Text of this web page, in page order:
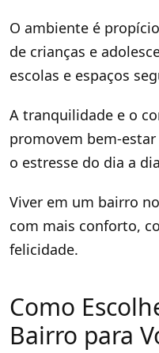
O ambiente é
de crianças e
escolas e espaços
A tranquilidade e o
promovem bem-
o estresse do dia a
Viver em um bairro
com mais conforto,
felicidade.
Como
Bairro para